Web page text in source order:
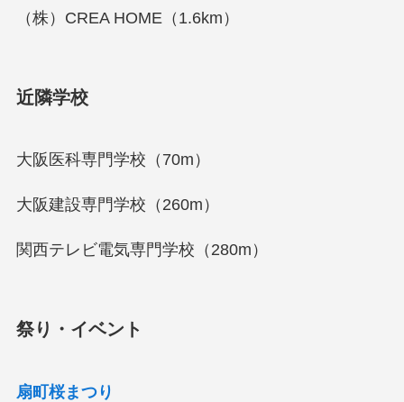
（株）CREA HOME（1.6km）
近隣学校
大阪医科専門学校（70m）
大阪建設専門学校（260m）
関西テレビ電気専門学校（280m）
祭り・イベント
扇町桜まつり